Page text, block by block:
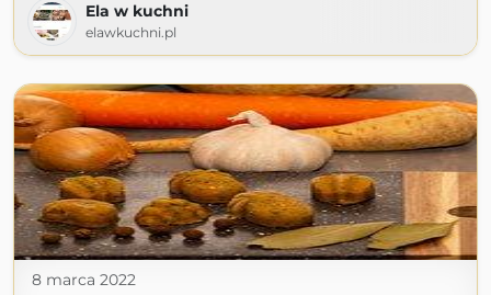
Ela w kuchni
elawkuchni.pl
8 marca 2022